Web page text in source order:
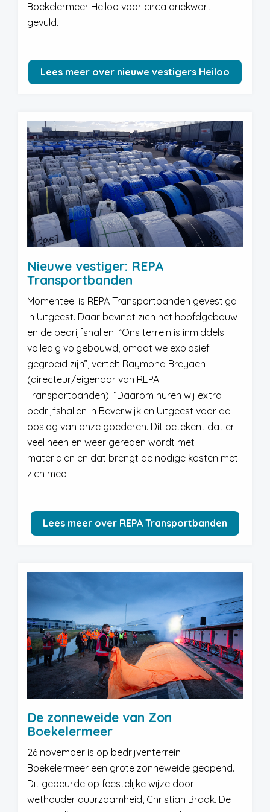
Boekelermeer Heiloo voor circa driekwart
gevuld.
Lees meer over nieuwe vestigers Heiloo
Nieuwe vestiger: REPA
Transportbanden
Momenteel is REPA Transportbanden gevestigd
in Uitgeest. Daar bevindt zich het hoofdgebouw
en de bedrijfshallen. “Ons terrein is inmiddels
volledig volgebouwd, omdat we explosief
gegroeid zijn”, vertelt Raymond Breyaen
(directeur/eigenaar van REPA
Transportbanden). “Daarom huren wij extra
bedrijfshallen in Beverwijk en Uitgeest voor de
opslag van onze goederen. Dit betekent dat er
veel heen en weer gereden wordt met
materialen en dat brengt de nodige kosten met
zich mee.
Lees meer over REPA Transportbanden
De zonneweide van Zon
Boekelermeer
26 november is op bedrijventerrein
Boekelermeer een grote zonneweide geopend.
Dit gebeurde op feestelijke wijze door
wethouder duurzaamheid, Christian Braak. De